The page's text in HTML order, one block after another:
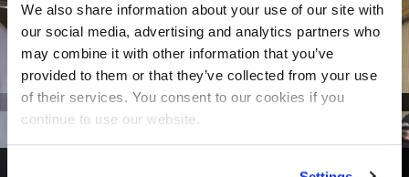
We also share information about your use of our site with
our social media, advertising and analytics partners who
may combine it with other information that you’ve
provided to them or that they’ve collected from your use
of their services. You consent to our cookies if you
continue to use our website.